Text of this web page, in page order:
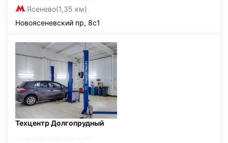
Ясенево(1,35 км)
Новоясеневский пр, 8с1
Техцентр Долгопрудный